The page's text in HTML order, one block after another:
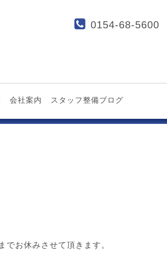
0154-68-5600
会社案内 スタッフ整備ブログ
でお休みさせて頂きます。